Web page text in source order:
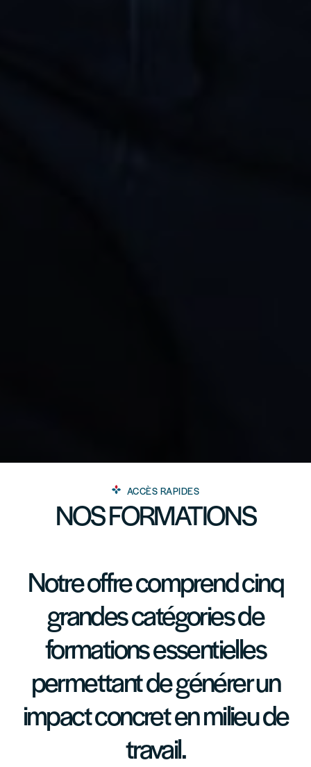
ACCÈS RAPIDES
NOS FORMATIONS
Notre offre comprend cinq
grandes catégories de
formations essentielles
permettant de générer un
impact concret en milieu de
travail.